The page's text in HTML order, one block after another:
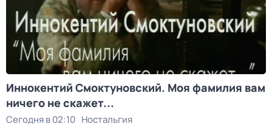
Иннокентий Смоктуновский. Моя фамилия вам
ничего не скажет...
Сегодня в 02:10 Ностальгия